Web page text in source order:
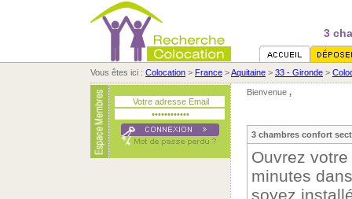
3
Vous êtes ici : Colocation > France >Aquitaine > 33 - Gironde >
Bienvenue ,
3 chambres confort
Ouvrez
minutes
soyez